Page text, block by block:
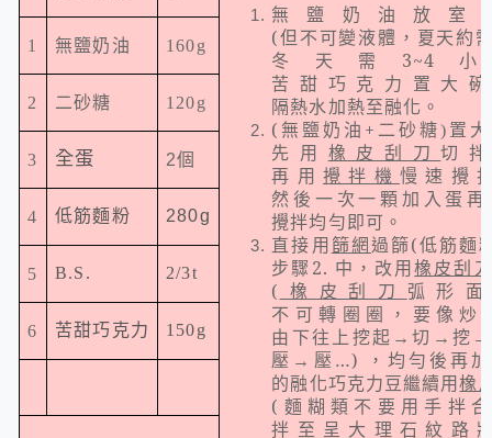
無鹽奶油 放室
(但不可變液體，夏天約
冬天需 3~4
苦甜巧克力 置大
隔熱水加熱至融化。
( 無鹽奶油 + 二砂糖) 置
先用 橡皮刮刀切
再用攪拌機 慢速攪
然後一次一顆加入蛋
攪拌均勻即可。
直接用篩網過篩(低筋麵
步驟 2. 中，改用橡皮刮
( 橡皮刮刀 弧形
不可轉圈圈，要像炒
由下往上挖起→切→挖
壓→壓…)
，均勻後再
的融化巧克力豆繼續用橡
( 麵糊類不要用手拌
拌至呈大理石紋路
1 無鹽奶油 160g
2 二砂糖 120g
3 全蛋 2個
4 低筋麵粉 280g
5 B.S. 2/3t
6 苦甜巧克力 150g